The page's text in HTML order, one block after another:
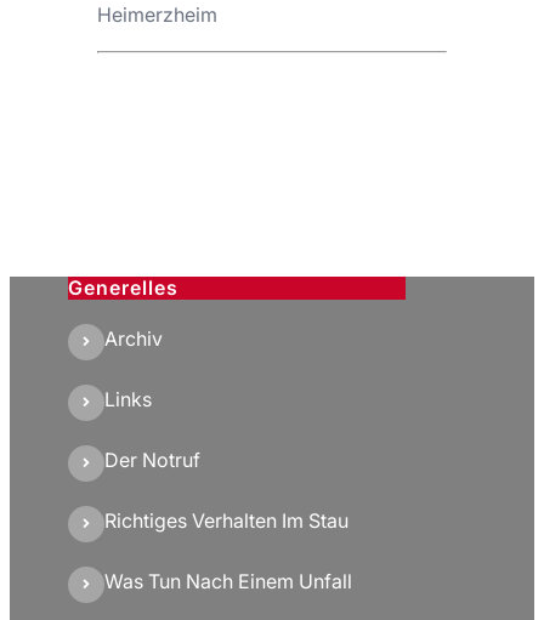
Heimerzheim
Generelles
Archiv
Links
Der Notruf
Richtiges Verhalten Im Stau
Was Tun Nach Einem Unfall